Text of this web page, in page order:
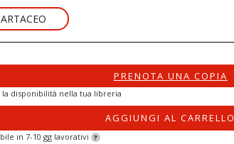
PRENOTA UNA COPIA
la disponibilità nella tua libreria
AGGIUNGI AL CARRELLO
in 7-10 gg lavorativi ?